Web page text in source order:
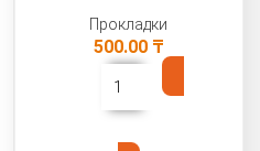
Прокладки
500.00 ₸